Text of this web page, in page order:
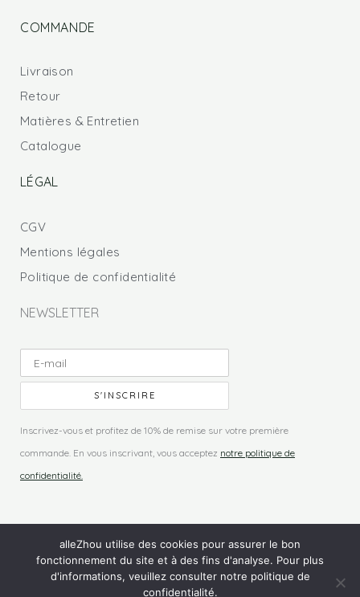
COMMANDE
Livraison
Retour
Matières & Entretien
Catalogue
LÉGAL
CGV
Mentions légales
Politique de confidentialité
NEWSLETTER
Inscrivez-vous et profitez de 10% de remise sur votre première
commande. En vous inscrivant, vous acceptez notre politique de
confidentialité.
© 2026 alleZhou - Tous droits réservés
alleZhou utilise des cookies pour assurer le bon
fonctionnement du site et à des fins d'analyse. Pour plus
d'informations, veuillez consulter notre politique de
confidentialité.